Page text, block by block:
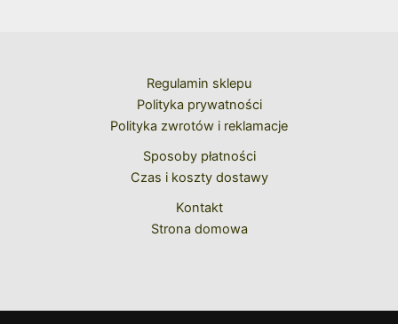
Regulamin sklepu
Polityka prywatności
Polityka zwrotów i reklamacje
Sposoby płatności
Czas i koszty dostawy
Kontakt
Strona domowa